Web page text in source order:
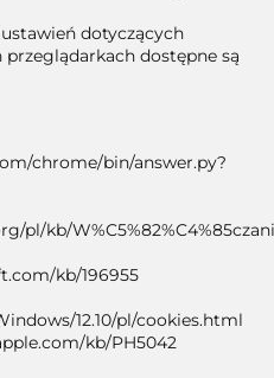
dotyczących
dostępne są
chrome/bin/answer.py?
pl/kb/
kb/196955
12.10/pl/cookies.html
kb/PH5042